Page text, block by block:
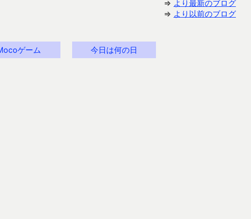
⇒ より最新のブログ
⇒ より以前のブログ
ゲーム 今日は何の日